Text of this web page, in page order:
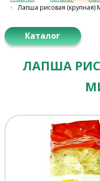
Лапша рисовая (крупная)
Каталог
ЛАПША